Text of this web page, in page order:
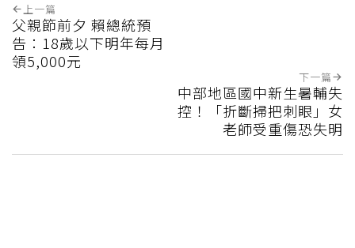
上一篇
父親節前夕 賴總統預
告：18歲以下明年每月
領5,000元
下一篇
中部地區國中新生暑輔失
控！「折斷掃把刺眼」女
老師受重傷恐失明